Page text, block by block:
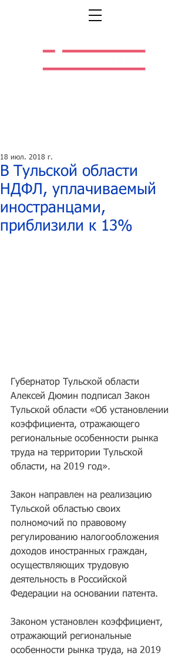
В Тульской области
НДФЛ, уплачиваемый
иностранцами,
приблизили к 13%
18 июл. 2018 г.
Губернатор Тульской области
Алексей Дюмин подписал Закон
Тульской области «Об установлении
коэффициента, отражающего
региональные особенности рынка
труда на территории Тульской
области, на 2019 год».
Закон направлен на реализацию
Тульской областью своих
полномочий по правовому
регулированию налогообложения
доходов иностранных граждан,
осуществляющих трудовую
деятельность в Российской
Федерации на основании патента.
Законом установлен коэффициент,
отражающий региональные
особенности рынка труда, на 2019